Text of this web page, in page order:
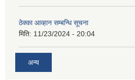
ठेक्का आव्हान सम्बन्धि सूचना
मिति: 11/23/2024 - 20:04
अन्य